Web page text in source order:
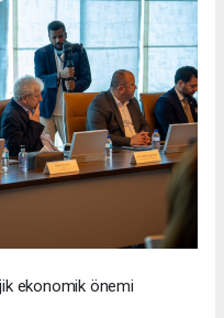
ekonomik önemi